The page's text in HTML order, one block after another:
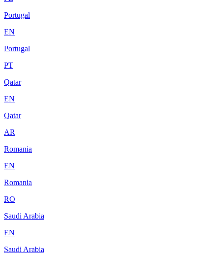
Portugal
EN
Portugal
PT
Qatar
EN
Qatar
AR
Romania
EN
Romania
RO
Saudi Arabia
EN
Saudi Arabia